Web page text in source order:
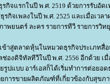
แรกในปี พ.ศ. 2519 ด้วยการรับอัดเ
รกิจเพลงในปี พ.ศ. 2525 และเมื่อเวล
พยนตร์ ละคร รายการทีวี รายการวิท
สู่ตลาดหุ้นในหมวดธุรกิจประเภทสื่อ
ช่องดิจิทัลทีวีในปี พ.ศ. 2556 อีกด้วย เ
ปแบบ อาร์เอสก็ได้เริ่มทำการต่อยอด
ยการขายผลิตภัณฑ์ที่เกี่ยวข้องกับสุขภ